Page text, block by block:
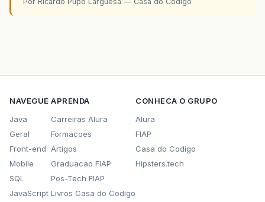
NAVEGUE
Java
Geral
Front-end
Mobile
SQL
JavaScript
APRENDA
Carreiras Alura
Formacoes
Artigos
Graduacao FIAP
Pos-Tech FIAP
Livros Casa do Codigo
CONHECA O GRUPO
Alura
FIAP
Casa do Codigo
Hipsters.tech